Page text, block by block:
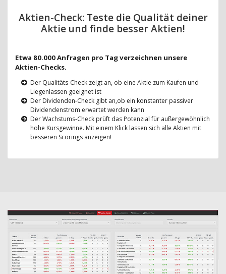
Aktien-Check: Teste die Qualität deiner
Aktie und finde besser Aktien!
Etwa 80.000 Anfragen pro Tag verzeichnen unsere
Aktien-Checks.
Der Qualitäts-Check zeigt an, ob eine Aktie zum Kaufen und
Liegenlassen geeignet ist
Der Dividenden-Check gibt an,ob ein konstanter passiver
Dividendenstrom erwartet werden kann
Der Wachstums-Check prüft das Potenzial für außergewöhnlich
hohe Kursgewinne. Mit einem Klick lassen sich alle Aktien mit
besseren Scorings anzeigen!